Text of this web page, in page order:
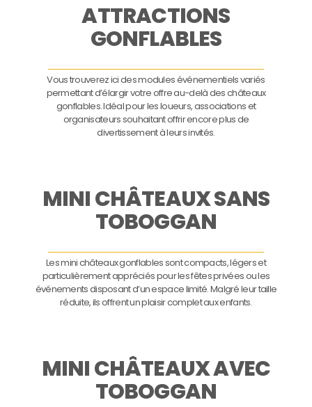
ATTRACTIONS
GONFLABLES
Vous trouverez ici des modules événementiels variés
permettant d’élargir votre offre au-delà des châteaux
gonflables. Idéal pour les loueurs, associations et
organisateurs souhaitant offrir encore plus de
divertissement à leurs invités.
MINI CHÂTEAUX SANS
TOBOGGAN
Les mini châteaux gonflables sont compacts, légers et
particulièrement appréciés pour les fêtes privées ou les
événements disposant d’un espace limité. Malgré leur taille
réduite, ils offrent un plaisir complet aux enfants.
MINI CHÂTEAUX AVEC
TOBOGGAN